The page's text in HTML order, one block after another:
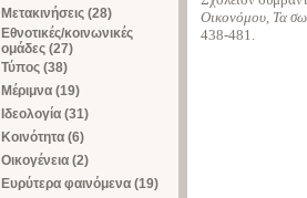
Μετακινήσεις (28)
Εθνοτικές/κοινωνικές
ομάδες (27)
Τύπος (38)
Μέριμνα (19)
Ιδεολογία (31)
Κοινότητα (6)
Οικογένεια (2)
Ευρύτερα φαινόμενα (19)
Οικονόμου, Τα
438-481.